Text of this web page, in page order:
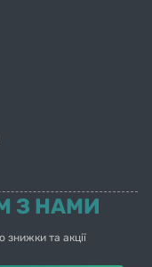
З НАМИ
знижки та акції